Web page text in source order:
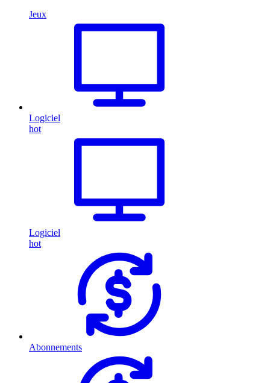
Jeux
Logiciel
hot
Logiciel
hot
Abonnements